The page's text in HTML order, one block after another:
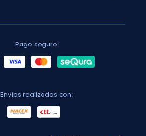
Pago seguro:
Envíos realizados con: